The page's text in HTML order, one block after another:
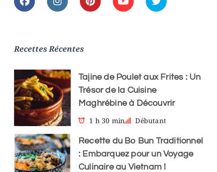
Recettes Récentes
Tajine de Poulet aux Frites : Un
Trésor de la Cuisine
Maghrébine à Découvrir
1 h 30 min
Débutant
Recette du Bo Bun Traditionnel
: Embarquez pour un Voyage
Culinaire au Vietnam !